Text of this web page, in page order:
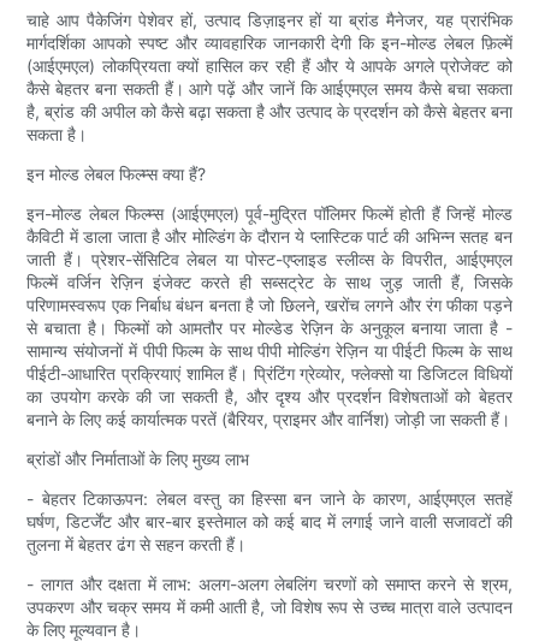
चाहे आप पैकेजिंग पेशेवर हों, उत्पाद डिज़ाइनर हों या ब्रांड मैनेजर, यह प्रारंभिक
मार्गदर्शिका आपको स्पष्ट और व्यावहारिक जानकारी देगी कि इन-मोल्ड लेबल फ़िल्में
(आईएमएल) लोकप्रियता क्यों हासिल कर रही हैं और ये आपके अगले प्रोजेक्ट को
कैसे बेहतर बना सकती हैं। आगे पढ़ें और जानें कि आईएमएल समय कैसे बचा सकता
है, ब्रांड की अपील को कैसे बढ़ा सकता है और उत्पाद के प्रदर्शन को कैसे बेहतर बना
सकता है।
इन मोल्ड लेबल फिल्म्स क्या हैं?
इन-मोल्ड लेबल फिल्म्स (आईएमएल) पूर्व-मुद्रित पॉलिमर फिल्में होती हैं जिन्हें मोल्ड
कैविटी में डाला जाता है और मोल्डिंग के दौरान ये प्लास्टिक पार्ट की अभिन्न सतह बन
जाती हैं। प्रेशर-सेंसिटिव लेबल या पोस्ट-एप्लाइड स्लीव्स के विपरीत, आईएमएल
फिल्में वर्जिन रेज़िन इंजेक्ट करते ही सब्सट्रेट के साथ जुड़ जाती हैं, जिसके
परिणामस्वरूप एक निर्बाध बंधन बनता है जो छिलने, खरोंच लगने और रंग फीका पड़ने
से बचाता है। फिल्मों को आमतौर पर मोल्डेड रेज़िन के अनुकूल बनाया जाता है -
सामान्य संयोजनों में पीपी फिल्म के साथ पीपी मोल्डिंग रेज़िन या पीईटी फिल्म के साथ
पीईटी-आधारित प्रक्रियाएं शामिल हैं। प्रिंटिंग ग्रेव्योर, फ्लेक्सो या डिजिटल विधियों
का उपयोग करके की जा सकती है, और दृश्य और प्रदर्शन विशेषताओं को बेहतर
बनाने के लिए कई कार्यात्मक परतें (बैरियर, प्राइमर और वार्निश) जोड़ी जा सकती हैं।
ब्रांडों और निर्माताओं के लिए मुख्य लाभ
- बेहतर टिकाऊपन: लेबल वस्तु का हिस्सा बन जाने के कारण, आईएमएल सतहें
घर्षण, डिटर्जेंट और बार-बार इस्तेमाल को कई बाद में लगाई जाने वाली सजावटों की
तुलना में बेहतर ढंग से सहन करती हैं।
- लागत और दक्षता में लाभ: अलग-अलग लेबलिंग चरणों को समाप्त करने से श्रम,
उपकरण और चक्र समय में कमी आती है, जो विशेष रूप से उच्च मात्रा वाले उत्पादन
के लिए मूल्यवान है।